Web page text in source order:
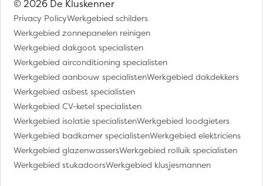
© 2026 De Kluskenner
Privacy PolicyWerkgebied schilders
Werkgebied zonnepanelen reinigen
Werkgebied dakgoot specialisten
Werkgebied airconditioning specialisten
Werkgebied aanbouw specialistenWerkgebied dakdekkers
Werkgebied asbest specialisten
Werkgebied CV-ketel specialisten
Werkgebied isolatie specialistenWerkgebied loodgieters
Werkgebied badkamer specialistenWerkgebied elektriciens
Werkgebied glazenwassersWerkgebied rolluik specialisten
Werkgebied stukadoorsWerkgebied klusjesmannen